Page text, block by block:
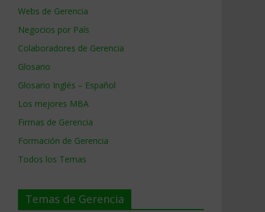
Webs de Gerencia
Negocios por País
Colaboradores de Gerencia
Glosario
Glosario Inglés – Español
Los mejores MBA
Firmas de Gerencia
Formación de Gerencia
Todos los Temas
Temas de Gerencia